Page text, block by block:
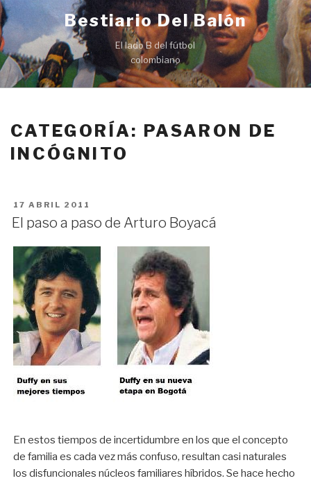
Ir
al
contenido
Bestiario Del Balón
El lado B del fútbol
colombiano
CATEGORÍA: PASARON DE
INCÓGNITO
PUBLICADO
EN
17 ABRIL 2011
El paso a paso de Arturo Boyacá
En estos tiempos de incertidumbre en los que el concepto
de familia es cada vez más confuso, resultan casi naturales
los disfuncionales núcleos familiares híbridos. Se hace hecho